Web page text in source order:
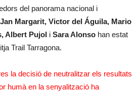
del panorama nacional i
Jan Margarit, Victor del Águila, Mario
Albert Pujol i Sara Alonso han estat
Trail Tarragona.
la decisió de neutralitzar els resultats
humà en la senyalització ha